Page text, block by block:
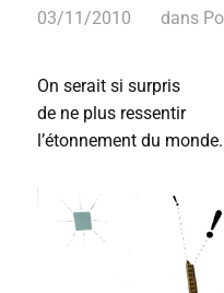
03/11/2010 dans
On serait si surpris
de ne plus ressentir
l’étonnement du monde.